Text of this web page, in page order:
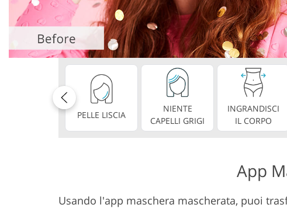
Servizi di ritocco del
prodotto
Servizi di ritocco
PELLE LISCIA
NIENTE
CAPELLI GRIGI
INGRANDISCI
IL CORPO
App
Usando l'app maschera mascherata, puoi